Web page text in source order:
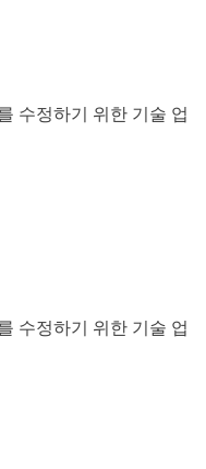
수정하기 위한 기술 업
수정하기 위한 기술 업